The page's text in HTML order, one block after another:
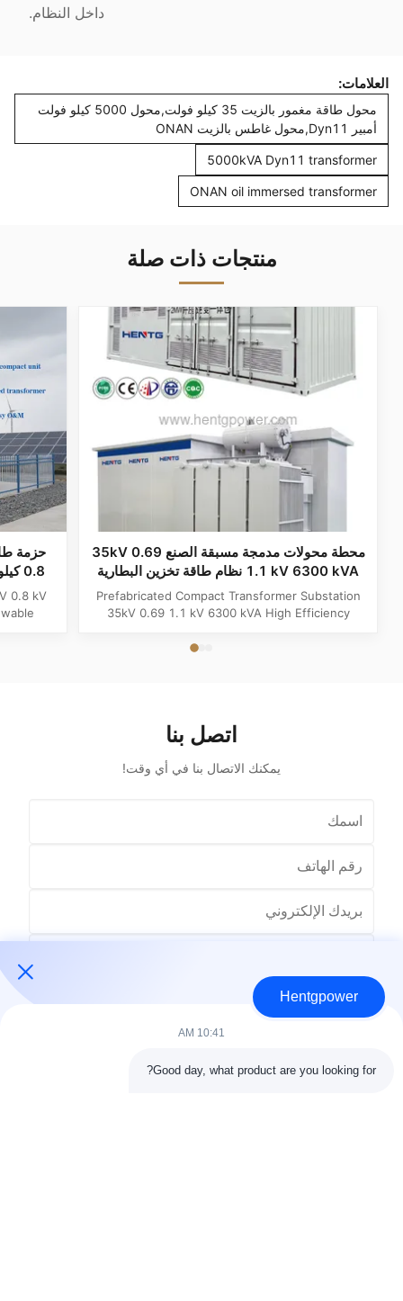
داخل النظام.
العلامات:
محول طاقة مغمور بالزيت 35 كيلو فولت,محول 5000 كيلو فولت
أمبير Dyn11,محول غاطس بالزيت ONAN
5000kVA Dyn11 transformer
ONAN oil immersed transformer
منتجات ذات صلة
محطة محولات مدمجة مسبقة الصنع 35kV 0.69
1.1 kV 6300 kVA نظام طاقة تخزين البطارية
عالي الكفاءة
Prefabricated Compact Transformer Substation
35kV 0.69 1.1 kV 6300 kVA High Efficiency
Overview The Prefabricated Compact
كيلو
0.8 kV
اتصل بنا
يمكنك الاتصال بنا في أي وقت!
Hentgpower
10:41 AM
Good day, what product are you looking for?